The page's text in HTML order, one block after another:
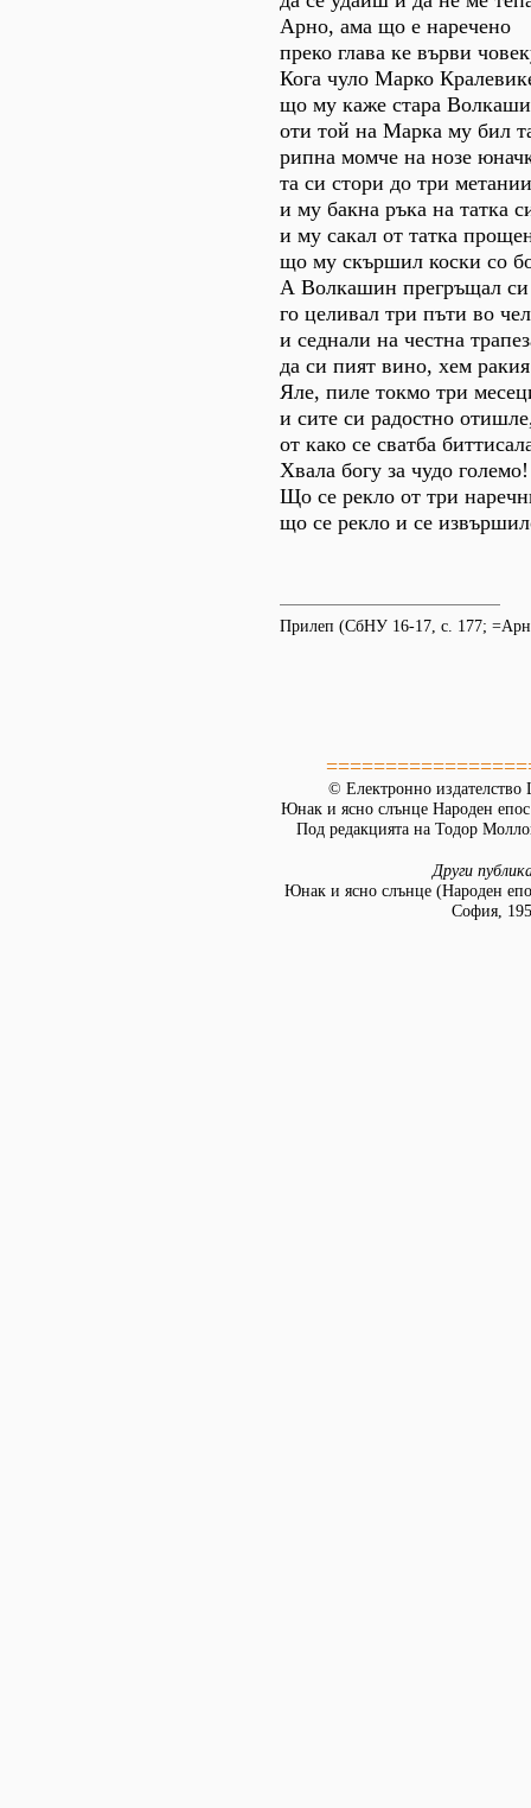
Арно, ама що е наречено
преко глава ке върви
Кога чуло Марко
що му каже стара
оти той на Марка му бил
рипна момче на нозе
та си стори до три метании
и му бакна ръка на татка
и му сакал от татка
що му скършил коски со
А Волкашин прегръщал
го целивал три пъти во
и седнали на честна
да си пият вино, хем
Яле, пиле токмо три
и сите си радостно
от како се сватба
Хвала богу за чудо големо!
Що се рекло от три
що се рекло и се
Прилеп (СбНУ 16-17, с. 177;
© Електронно издателство
Юнак и ясно слънце Народен
Под редакцията на Тодор
Други
Юнак и ясно слънце (Народен
София,